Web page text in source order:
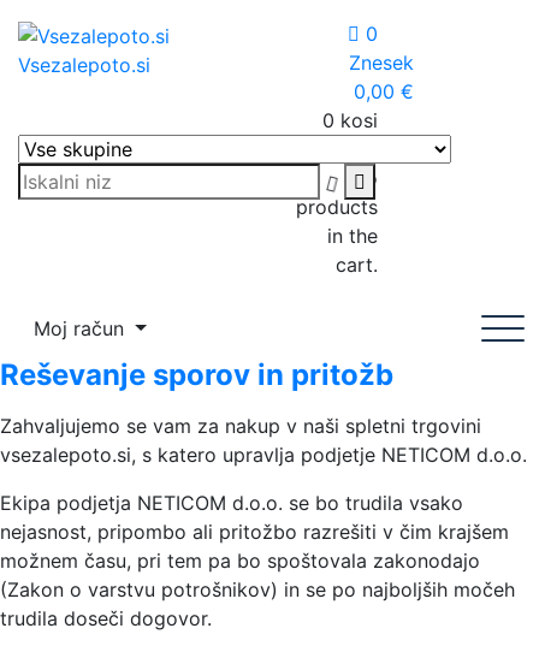
content
Vsezalepoto.si
0
Znesek
0,00 €
0 kosi
No
products
in the
cart.
Moj račun
Reševanje sporov in pritožb
Zahvaljujemo se vam za nakup v naši spletni trgovini
vsezalepoto.si, s katero upravlja podjetje NETICOM d.o.o.
Ekipa podjetja NETICOM d.o.o. se bo trudila vsako
nejasnost, pripombo ali pritožbo razrešiti v čim krajšem
možnem času, pri tem pa bo spoštovala zakonodajo
(Zakon o varstvu potrošnikov) in se po najboljših močeh
trudila doseči dogovor.